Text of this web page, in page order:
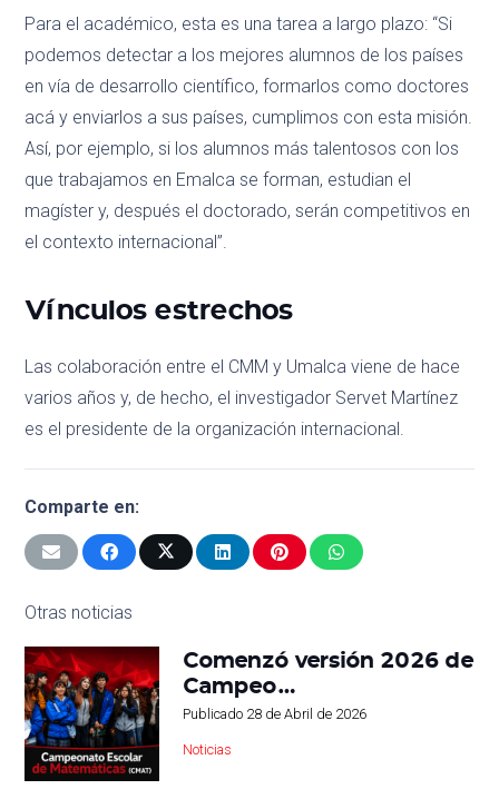
Para el académico, esta es una tarea a largo plazo: “Si
podemos detectar a los mejores alumnos de los países
en vía de desarrollo científico, formarlos como doctores
acá y enviarlos a sus países, cumplimos con esta misión.
Así, por ejemplo, si los alumnos más talentosos con los
que trabajamos en Emalca se forman, estudian el
magíster y, después el doctorado, serán competitivos en
el contexto internacional”.
Vínculos estrechos
Las colaboración entre el CMM y Umalca viene de hace
varios años y, de hecho, el investigador Servet Martínez
es el presidente de la organización internacional.
Comparte en:
Otras noticias
Comenzó versión 2026 de
Campeo…
Publicado 28 de Abril de 2026
Noticias